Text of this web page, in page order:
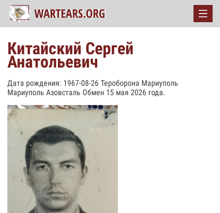
Китайский Сергей
Анатольевич
Дата рождения: 1967-08-26 Тероборона Мариуполь
Мариуполь Азовсталь Обмен 15 мая 2026 года.